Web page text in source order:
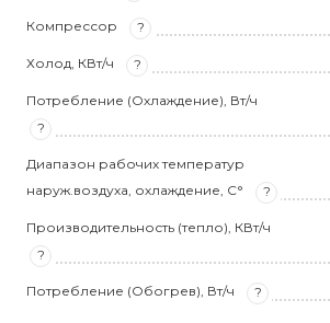
Компрессор ?
Холод, КВт/ч ?
Потребление (Охлаждение), Вт/ч
?
Диапазон рабочих температур
наруж.воздуха, охлаждение, С°
?
Производительность (тепло), КВт/ч
?
Потребление (Обогрев), Вт/ч ?